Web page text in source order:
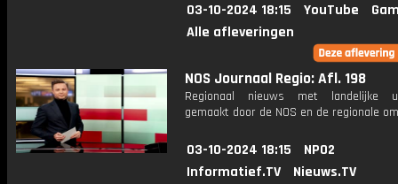
03-10-2024 18:15 YouTube
Alle afleveringen
NOS Journaal Regio: Afl. 198
Regionaal nieuws met landelijke
gemaakt door de NOS en de regionale
03-10-2024 18:15
NPO2
Informatief.TV
Nieuws.TV